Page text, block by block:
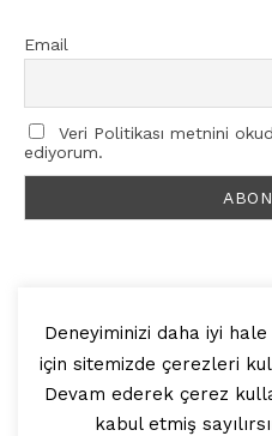
Email
Veri Politikası metnini
ediyorum.
©
Künye Yazar
Deneyiminizi daha iyi
için sitemizde çerezleri
Devam ederek çerez
kabul etmiş